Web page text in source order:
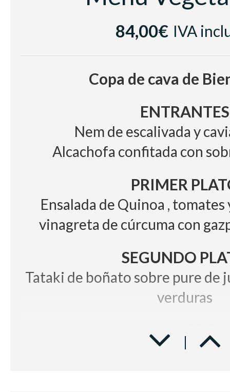
Vino Blanco Sumarroca Blancs
Vino tintoLes Cousins
84,00€ IVA
Copa de cava de
ENTRANTES
Nem de escalivada y
Alcachofa confitada con
PRIMER
Ensalada de Quinoa ,
vinagreta de cúrcuma con
SEGUNDO
Tataki de boñato sobre pure de
verduras
POSTRE
Vegan Halley de mango y